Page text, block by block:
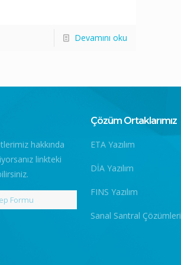
Devamını oku
hakkında
linkteki
Formu
Çözüm Ortaklarımız
ETA Yazılım
DİA Yazılım
FINS Yazılım
Sanal Santral Çözümleri